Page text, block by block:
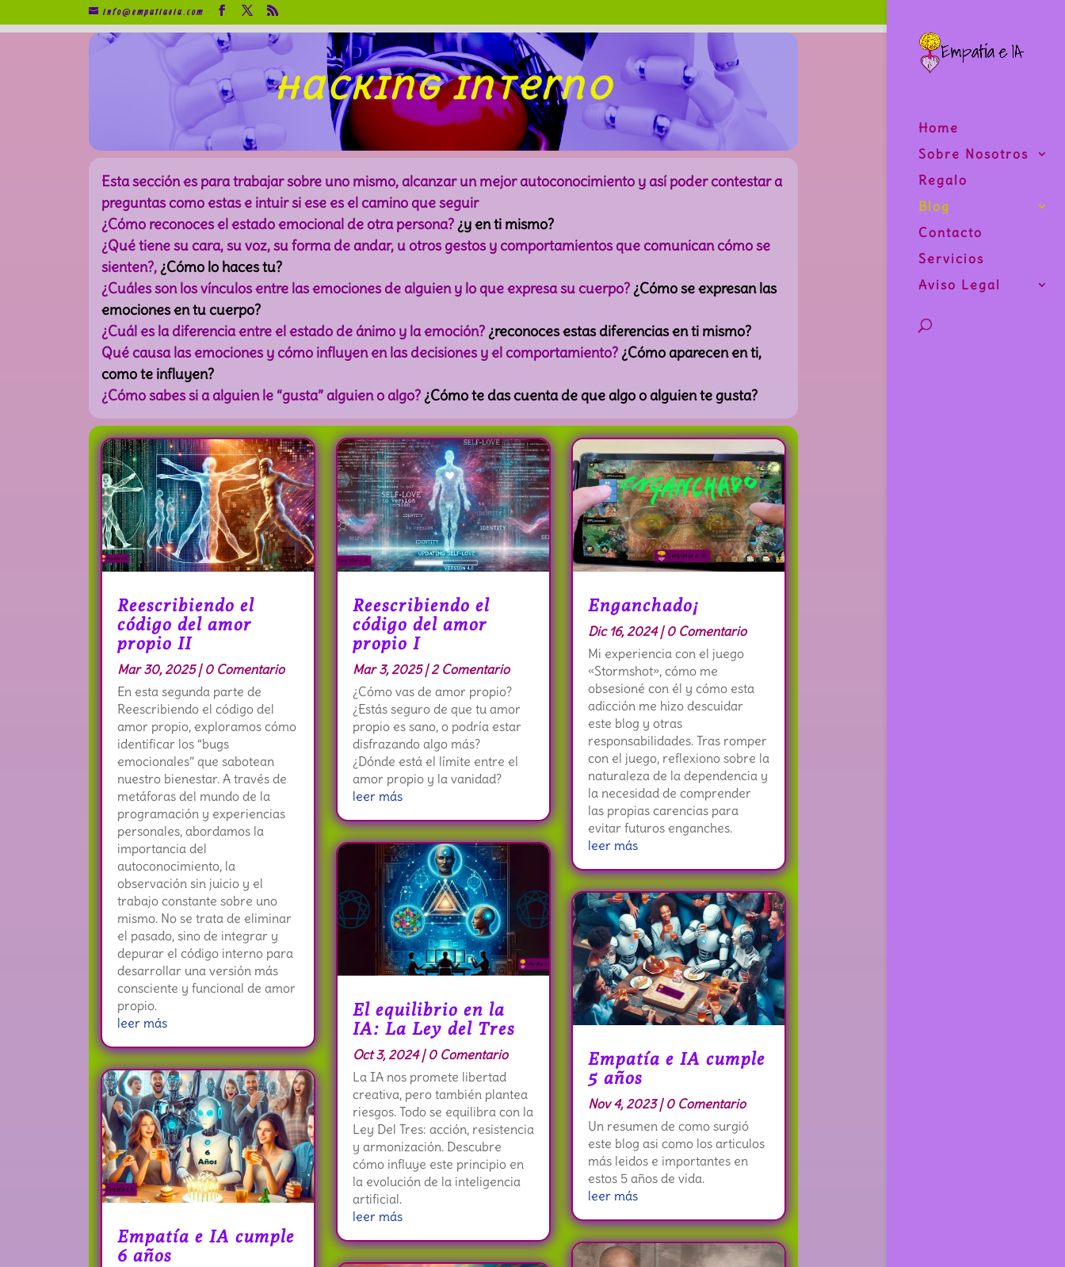
info@empatiaeia.com
Home
Sobre Nosotros
Regalo
Blog
Contacto
Servicios
Aviso Legal
Hacking interno
Esta sección es para trabajar sobre uno mismo, alcanzar un mejor autoconocimiento y así poder contestar a
preguntas como estas e intuir si ese es el camino que seguir
¿Cómo reconoces el estado emocional de otra persona? ¿y en ti mismo?
¿Qué tiene su cara, su voz, su forma de andar, u otros gestos y comportamientos que comunican cómo se
sienten?,¿Cómo lo haces tu?
¿Cuáles son los vínculos entre las emociones de alguien y lo que expresa su cuerpo? ¿Cómo se expresan las
emociones en tu cuerpo?
¿Cuál es la diferencia entre el estado de ánimo y la emoción? ¿reconoces estas diferencias en ti mismo?
Qué causa las emociones y cómo influyen en las decisiones y el comportamiento? ¿Cómo aparecen en ti,
como te influyen?
¿Cómo sabes si a alguien le “gusta” alguien o algo? ¿Cómo te das cuenta de que algo o alguien te gusta?
Reescribiendo el
código del amor
propio II
Mar 30, 2025| 0 Comentario
En esta segunda parte de
Reescribiendo el código del
amor propio, exploramos cómo
identificar los “bugs
emocionales” que sabotean
nuestro bienestar. A través de
metáforas del mundo de la
programación y experiencias
personales, abordamos la
importancia del
autoconocimiento, la
observación sin juicio y el
trabajo constante sobre uno
mismo. No se trata de eliminar
el pasado, sino de integrar y
depurar el código interno para
desarrollar una versión más
consciente y funcional de amor
propio.
leer más
Empatía e IA cumple
6 años
Reescribiendo el
código del amor
propio I
Mar 3, 2025| 2 Comentario
¿Cómo vas de amor propio?
¿Estás seguro de que tu amor
propio es sano, o podría estar
disfrazando algo más?
¿Dónde está el límite entre el
amor propio y la vanidad?
leer más
El equilibrio en la
IA: La Ley del Tres
Oct 3, 2024| 0 Comentario
La IA nos promete libertad
creativa, pero también plantea
riesgos. Todo se equilibra con la
Ley Del Tres: acción, resistencia
y armonización. Descubre
cómo influye este principio en
la evolución de la inteligencia
artificial.
leer más
Enganchado¡
Dic 16, 2024| 0 Comentario
Mi experiencia con el juego
«Stormshot», cómo me
obsesioné con él y cómo esta
adicción me hizo descuidar
este blog y otras
responsabilidades. Tras romper
con el juego, reflexiono sobre la
naturaleza de la dependencia y
la necesidad de comprender
las propias carencias para
evitar futuros enganches.
leer más
Empatía e IA cumple
5 años
Nov 4, 2023| 0 Comentario
Un resumen de como surgió
este blog asi como los articulos
más leidos e importantes en
estos 5 años de vida.
leer más